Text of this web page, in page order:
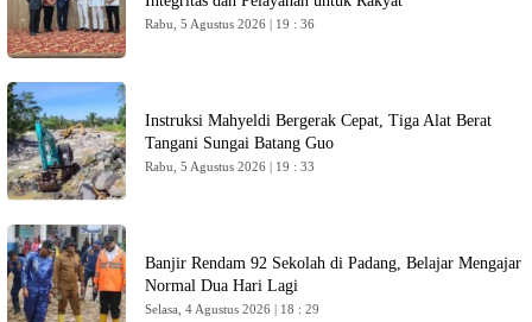
Rabu, 5 Agustus 2026 | 19 : 36
Instruksi Mahyeldi Bergerak Cepat, Tiga Alat Berat
Tangani Sungai Batang Guo
Rabu, 5 Agustus 2026 | 19 : 33
Banjir Rendam 92 Sekolah di Padang, Belajar Mengajar
Normal Dua Hari Lagi
Selasa, 4 Agustus 2026 | 18 : 29